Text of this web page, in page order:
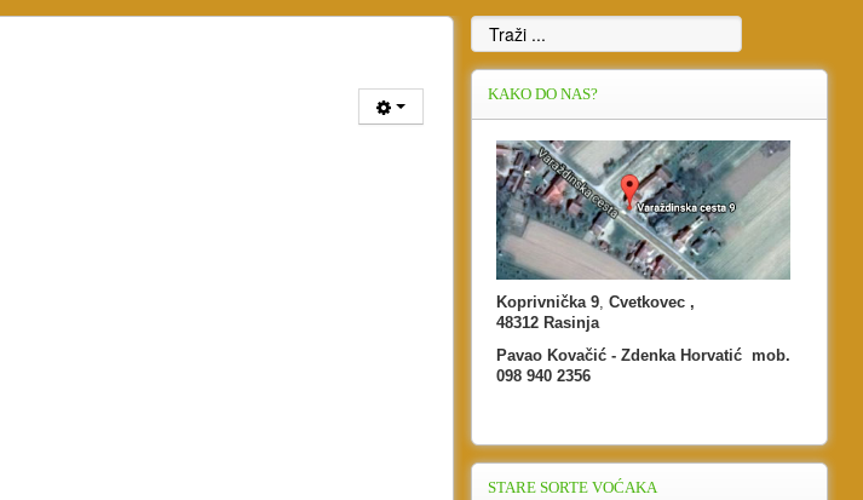
KAKO DO NAS?
Koprivnička 9, Cvetkovec ,
48312 Rasinja
Pavao Kovačić - Zdenka Horvatić mob.
098 940 2356
STARE SORTE VOĆAKA